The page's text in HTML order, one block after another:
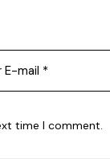
time I comment.